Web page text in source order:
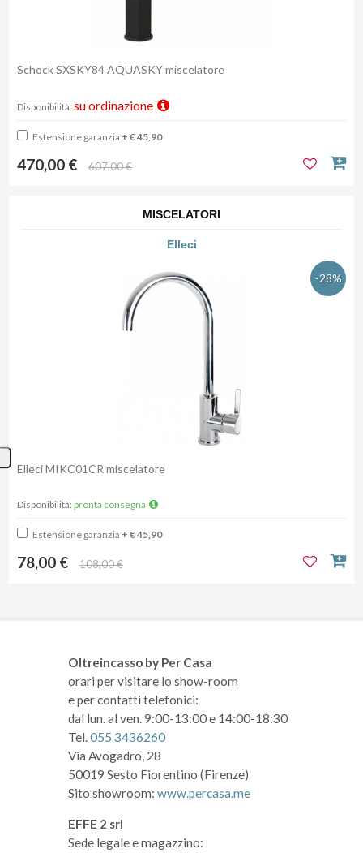
Schock SXSKY84 AQUASKY miscelatore
Disponibilità: su ordinazione
Estensione garanzia + € 45,90
470,00 € 607,00 €
MISCELATORI
Elleci
-28%
Elleci MIKC01CR miscelatore
Disponibilità: pronta consegna
Estensione garanzia + € 45,90
78,00 € 108,00 €
Oltreincasso by Per Casa
orari per visitare lo show-room
e per contatti telefonici:
dal lun. al ven. 9:00-13:00 e 14:00-18:30
Tel.055 3436260
Via Avogadro, 28
50019 Sesto Fiorentino (Firenze)
Sito showroom: www.percasa.me
EFFE 2 srl
Sede legale e magazzino: